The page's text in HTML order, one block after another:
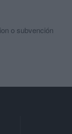
o subvención